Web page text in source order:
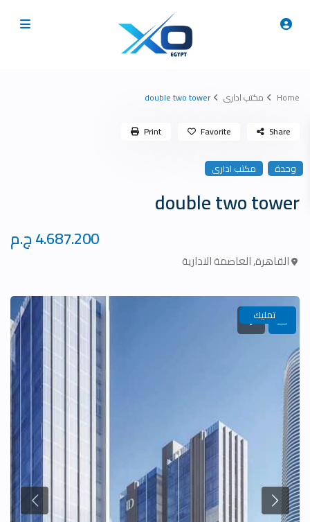
Home مكتب ادارى double two tower
وحدة مكتب ادارى
double two tower
4.687.200 ج.م
القاهرة,العاصمة الادارية
Share
Favorite
Print
تمليك